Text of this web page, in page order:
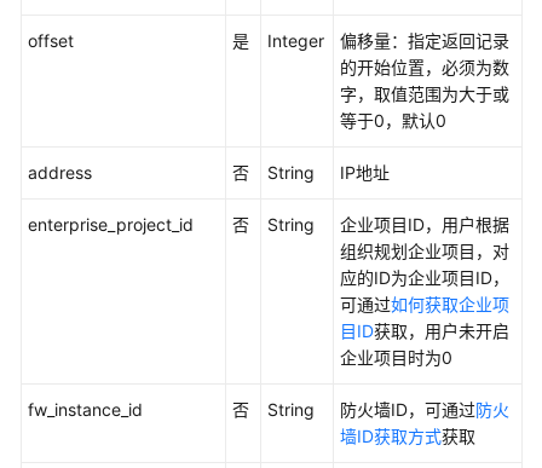
EIP
制
offset 是 Integer
偏移量：指定返回记录
的开始位置，必须为数
字，取值范围为大于或
等于0，默认0
address 否 String IP地址
enterprise_project_id 否 String
企业项目ID，用户根据
组织规划企业项目，对
应的ID为企业项目ID，
可通过如何获取企业项
目ID获取，用户未开启
企业项目时为0
fw_instance_id 否 String 防火墙ID，可通过防火
墙ID获取方式获取